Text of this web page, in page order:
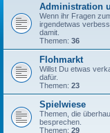
Administration
Wenn ihr Fragen
irgendetwas
damit.
Themen: 36
Flohmarkt
Willst Du etwas
dafür.
Themen: 23
Spielwiese
Themen, die
besprechen.
Themen: 29